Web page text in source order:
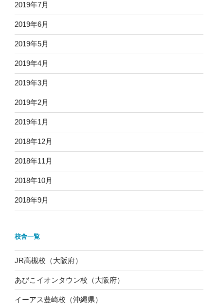
2019年7月
2019年6月
2019年5月
2019年4月
2019年3月
2019年2月
2019年1月
2018年12月
2018年11月
2018年10月
2018年9月
校舎一覧
JR高槻校（大阪府）
あびこイオンタウン校（大阪府）
イーアス豊崎校（沖縄県）